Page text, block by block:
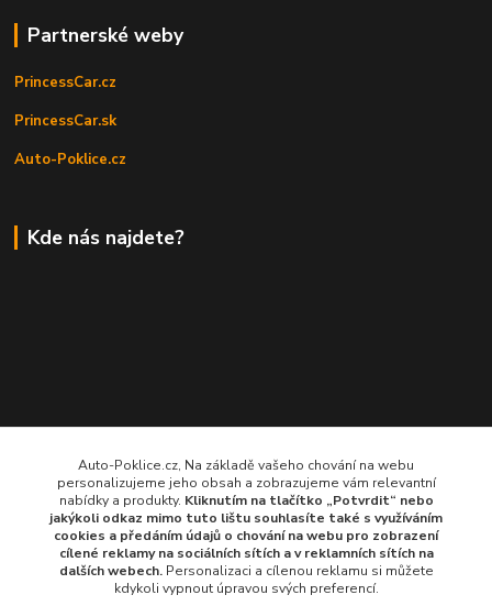
Partnerské weby
PrincessCar.cz
PrincessCar.sk
Auto-Poklice.cz
Kde nás najdete?
Auto-Poklice.cz, Na základě vašeho chování na webu
personalizujeme jeho obsah a zobrazujeme vám relevantní
nabídky a produkty. Kliknutím na tlačítko „Potvrdit“ nebo
jakýkoli odkaz mimo tuto lištu souhlasíte také s využíváním
cookies a předáním údajů o chování na webu pro zobrazení
cílené reklamy na sociálních sítích a v reklamních sítíchna
dalších webech.Personalizaci a cílenou reklamu si můžete
kdykoli vypnout úpravou svých preferencí.